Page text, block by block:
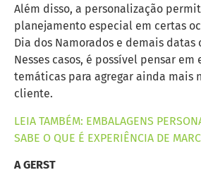
Além disso, a personalização
planejamento especial em certas
Dia dos Namorados e demais datas
Nesses casos, é possível pensar em
temáticas para agregar ainda mais
cliente.
LEIA TAMBÉM: EMBALAGENS
SABE O QUE É EXPERIÊNCIA DE
A GERST